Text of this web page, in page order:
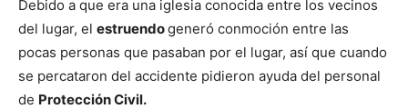
Debido a que era una iglesia conocida entre los vecinos
del lugar, el estruendogeneró conmoción entre las
pocas personas que pasaban por el lugar, así que cuando
se percataron del accidente pidieron ayuda del personal
de Protección Civil.